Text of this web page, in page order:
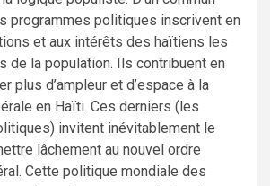
programmes politiques inscrivent en
et aux intérêts des haïtiens les
de la population. Ils contribuent en
plus d’ampleur et d’espace à la
en Haïti. Ces derniers (les
invitent inévitablement le
lâchement au nouvel ordre
Cette politique mondiale des